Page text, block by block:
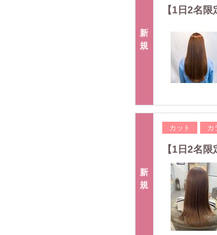
新
規
【1日2名
新
規
カット カ
【1日2名